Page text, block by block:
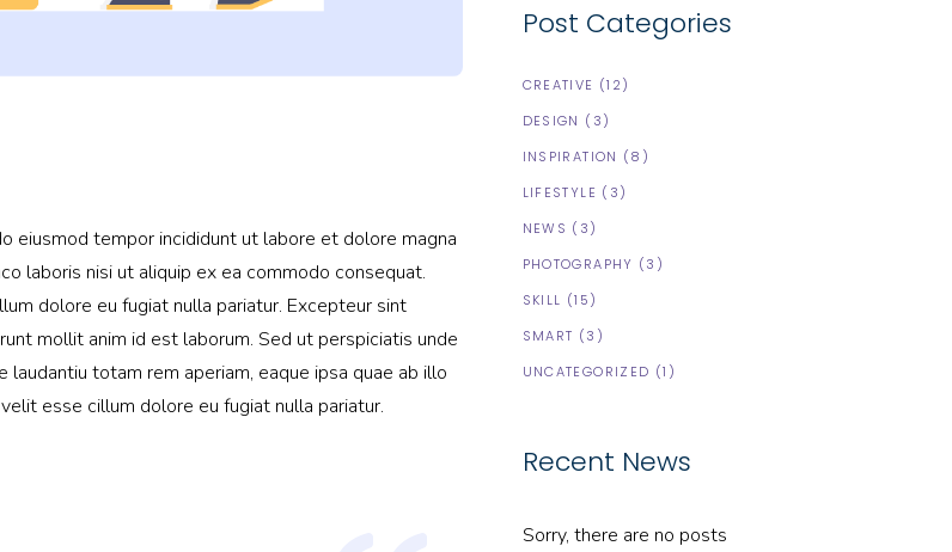
eiusmod tempor incididunt ut labore et dolore magna
laboris nisi ut aliquip ex ea commodo consequat.
dolore eu fugiat nulla pariatur. Excepteur sint
mollit anim id est laborum. Sed ut perspiciatis unde
totam rem aperiam, eaque ipsa quae ab illo
esse cillum dolore eu fugiat nulla pariatur.
Post Categories
CREATIVE (12)
DESIGN (3)
INSPIRATION (8)
LIFESTYLE (3)
NEWS (3)
PHOTOGRAPHY (3)
SKILL (15)
SMART (3)
UNCATEGORIZED (1)
Recent News
Sorry, there are no posts